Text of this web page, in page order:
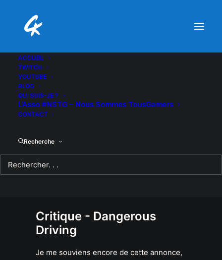
ACCUEIL
TWITCH
YOUTUBE
BLOG
QUI SUIS-JE ?
L’Asso #NSTG – Nous Sommes TousGamers
CONTACT
Recherche
Critique - Dangerous
Driving
Je me souviens encore de cette annonce,